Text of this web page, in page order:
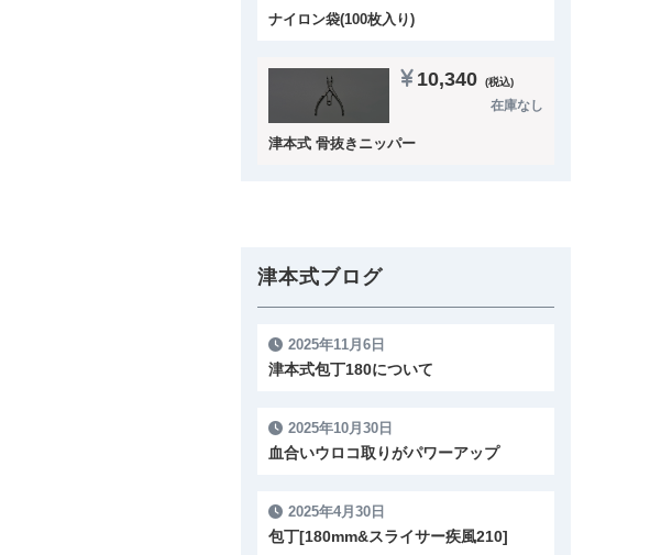
ナイロン袋(100枚入り)
10,340 (税込)
在庫なし
津本式 骨抜きニッパー
津本式ブログ
2025年11月6日
津本式包丁180について
2025年10月30日
血合いウロコ取りがパワーアップ
2025年4月30日
包丁[180mm&スライサー疾風210]